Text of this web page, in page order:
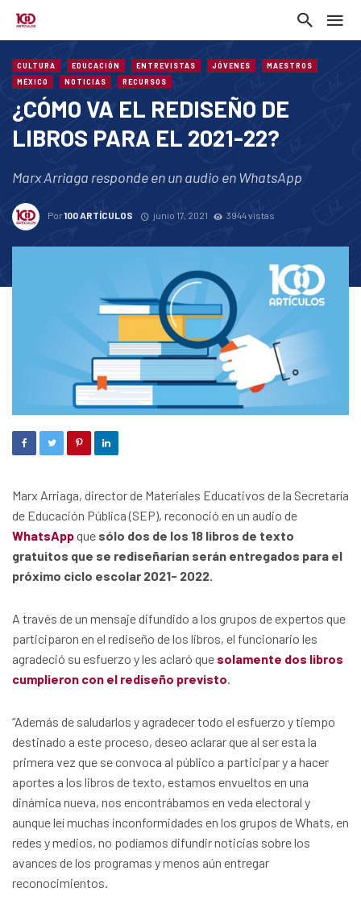
CULTURA EDUCACIÓN ENTREVISTAS JÓVENES
MAESTROS
MÉXICO
NOTICIAS RECURSOS
¿CÓMO VA EL REDISEÑO DE
LIBROS PARA EL 2021-22?
Marx Arriaga responde en un audio en WhatsApp
Por100 ARTÍCULOS junio 17, 2021 3944 vistas
Marx Arriaga, director de Materiales Educativos de la Secretaría
de Educación Pública (SEP), reconoció en un audio de
WhatsAppque sólo dos de los 18 libros de texto
gratuitos que se rediseñarían serán entregados para el
próximo ciclo escolar 2021- 2022.
A través de un mensaje difundido a los grupos de expertos que
participaron en el rediseño de los libros, el funcionario les
agradeció su esfuerzo y les aclaró que solamente dos libros
cumplieron con el rediseño previsto.
“Además de saludarlos y agradecer todo el esfuerzo y tiempo
destinado a este proceso, deseo aclarar que al ser esta la
primera vez que se convoca al público a participar y a hacer
aportes a los libros de texto, estamos envueltos en una
dinámica nueva, nos encontrábamos en veda electoral y
aunque leí muchas inconformidades en los grupos de Whats, en
redes y medios, no podíamos difundir noticias sobre los
avances de los programas y menos aún entregar
reconocimientos.